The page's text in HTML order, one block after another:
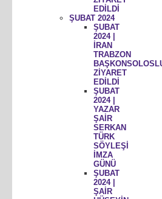
EDİLDİ
ŞUBAT 2024
ŞUBAT
2024 |
İRAN
TRABZON
ZİYARET
EDİLDİ
ŞUBAT
2024 |
YAZAR
ŞAİR
SERKAN
TÜRK
SÖYLEŞİ
İMZA
GÜNÜ
ŞUBAT
2024 |
ŞAİR